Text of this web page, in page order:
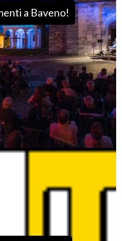
a Baveno!